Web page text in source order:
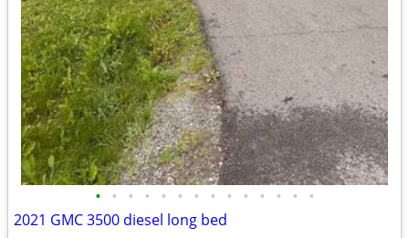
• • • • • • • • • • • • • •
2021 GMC 3500 diesel long bed